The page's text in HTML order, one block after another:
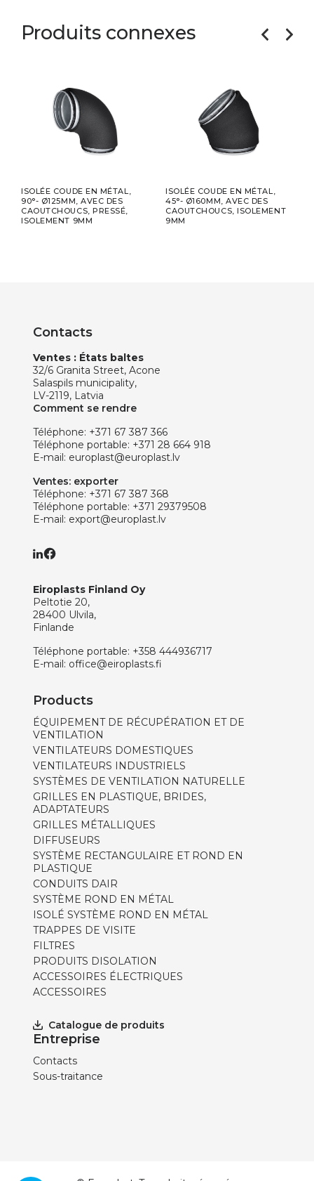
Produits connexes
ISOLÉE COUDE EN MÉTAL,
90°- Ø125MM, AVEC DES
CAOUTCHOUCS, PRESSÉ,
ISOLEMENT 9MM
ISOLÉE COUDE EN MÉTAL,
45°- Ø160MM, AVEC DES
CAOUTCHOUCS, ISOLEMENT
9MM
Contacts
Ventes : États baltes
32/6 Granita Street, Acone
Salaspils municipality,
LV-2119, Latvia
Comment se rendre
Téléphone: +371 67 387 366
Téléphone portable: +371 28 664 918
E-mail: europlast@europlast.lv
Ventes: exporter
Téléphone: +371 67 387 368
Téléphone portable: +371 29379508
E-mail: export@europlast.lv
Eiroplasts Finland Oy
Peltotie 20,
28400 Ulvila,
Finlande
Téléphone portable: +358 444936717
E-mail: office@eiroplasts.fi
Products
ÉQUIPEMENT DE RÉCUPÉRATION ET DE
VENTILATION
VENTILATEURS DOMESTIQUES
VENTILATEURS INDUSTRIELS
SYSTÈMES DE VENTILATION NATURELLE
GRILLES EN PLASTIQUE, BRIDES,
ADAPTATEURS
GRILLES MÉTALLIQUES
DIFFUSEURS
SYSTÈME RECTANGULAIRE ET ROND EN
PLASTIQUE
CONDUITS DAIR
SYSTÈME ROND EN MÉTAL
ISOLÉ SYSTÈME ROND EN MÉTAL
TRAPPES DE VISITE
FILTRES
PRODUITS DISOLATION
ACCESSOIRES ÉLECTRIQUES
ACCESSOIRES
Catalogue de produits
Entreprise
Contacts
Sous-traitance